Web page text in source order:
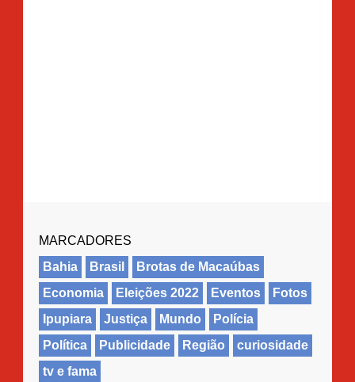
MARCADORES
Bahia
Brasil
Brotas de Macaúbas
Economia
Eleições 2022 Eventos
Fotos
Ipupiara
Justiça Mundo
Polícia
Política
Publicidade Região
curiosidade
tv e fama